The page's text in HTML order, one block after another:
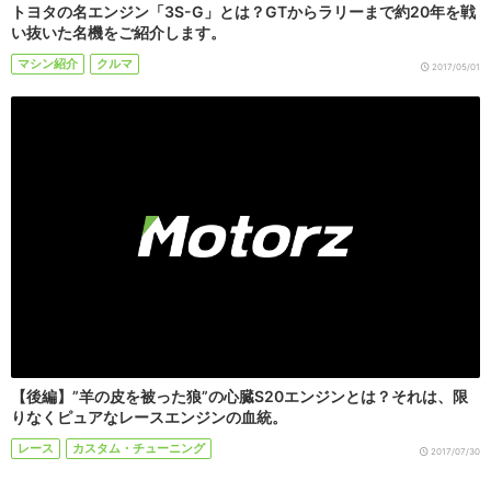
トヨタの名エンジン「3S-G」とは？GTからラリーまで約20年を戦
い抜いた名機をご紹介します。
マシン紹介 クルマ 2017/05/01
【後編】”羊の皮を被った狼”の心臓S20エンジンとは？それは、限
りなくピュアなレースエンジンの血統。
レース カスタム・チューニング 2017/07/30